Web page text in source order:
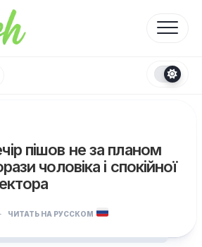
пішов не за планом
чоловіка і спокійної
· ЧИТАТЬ НА РУССКОМ